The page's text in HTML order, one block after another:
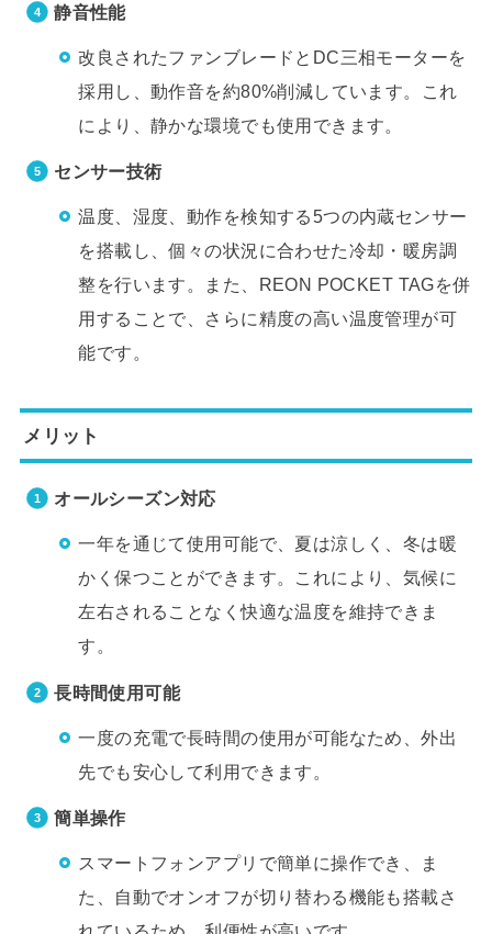
静音性能
改良されたファンブレードとDC三相モーターを
採用し、動作音を約80%削減しています。これ
により、静かな環境でも使用できます。
センサー技術
温度、湿度、動作を検知する5つの内蔵センサー
を搭載し、個々の状況に合わせた冷却・暖房調
整を行います。また、REON POCKET TAGを併
用することで、さらに精度の高い温度管理が可
能です。
メリット
オールシーズン対応
一年を通じて使用可能で、夏は涼しく、冬は暖
かく保つことができます。これにより、気候に
左右されることなく快適な温度を維持できま
す。
長時間使用可能
一度の充電で長時間の使用が可能なため、外出
先でも安心して利用できます。
簡単操作
スマートフォンアプリで簡単に操作でき、ま
た、自動でオンオフが切り替わる機能も搭載さ